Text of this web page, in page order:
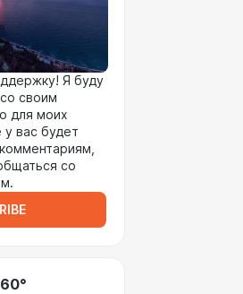
Я буду
своим
для моих
вас будет
со